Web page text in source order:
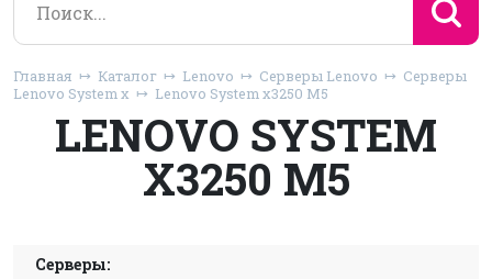
Главная Каталог Lenovo Серверы Lenovo
Серверы
Lenovo System x
Lenovo System x3250 M5
LENOVO SYSTEM
X3250 M5
Серверы: